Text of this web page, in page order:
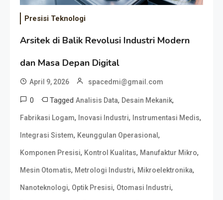
Presisi Teknologi
Arsitek di Balik Revolusi Industri Modern
dan Masa Depan Digital
April 9, 2026 spacedmi@gmail.com
0 Tagged Analisis Data, Desain Mekanik,
Fabrikasi Logam, Inovasi Industri, Instrumentasi Medis,
Integrasi Sistem, Keunggulan Operasional ,
Komponen Presisi, Kontrol Kualitas, Manufaktur Mikro,
Mesin Otomatis, Metrologi Industri, Mikroelektronika,
Nanoteknologi, Optik Presisi, Otomasi Industri,